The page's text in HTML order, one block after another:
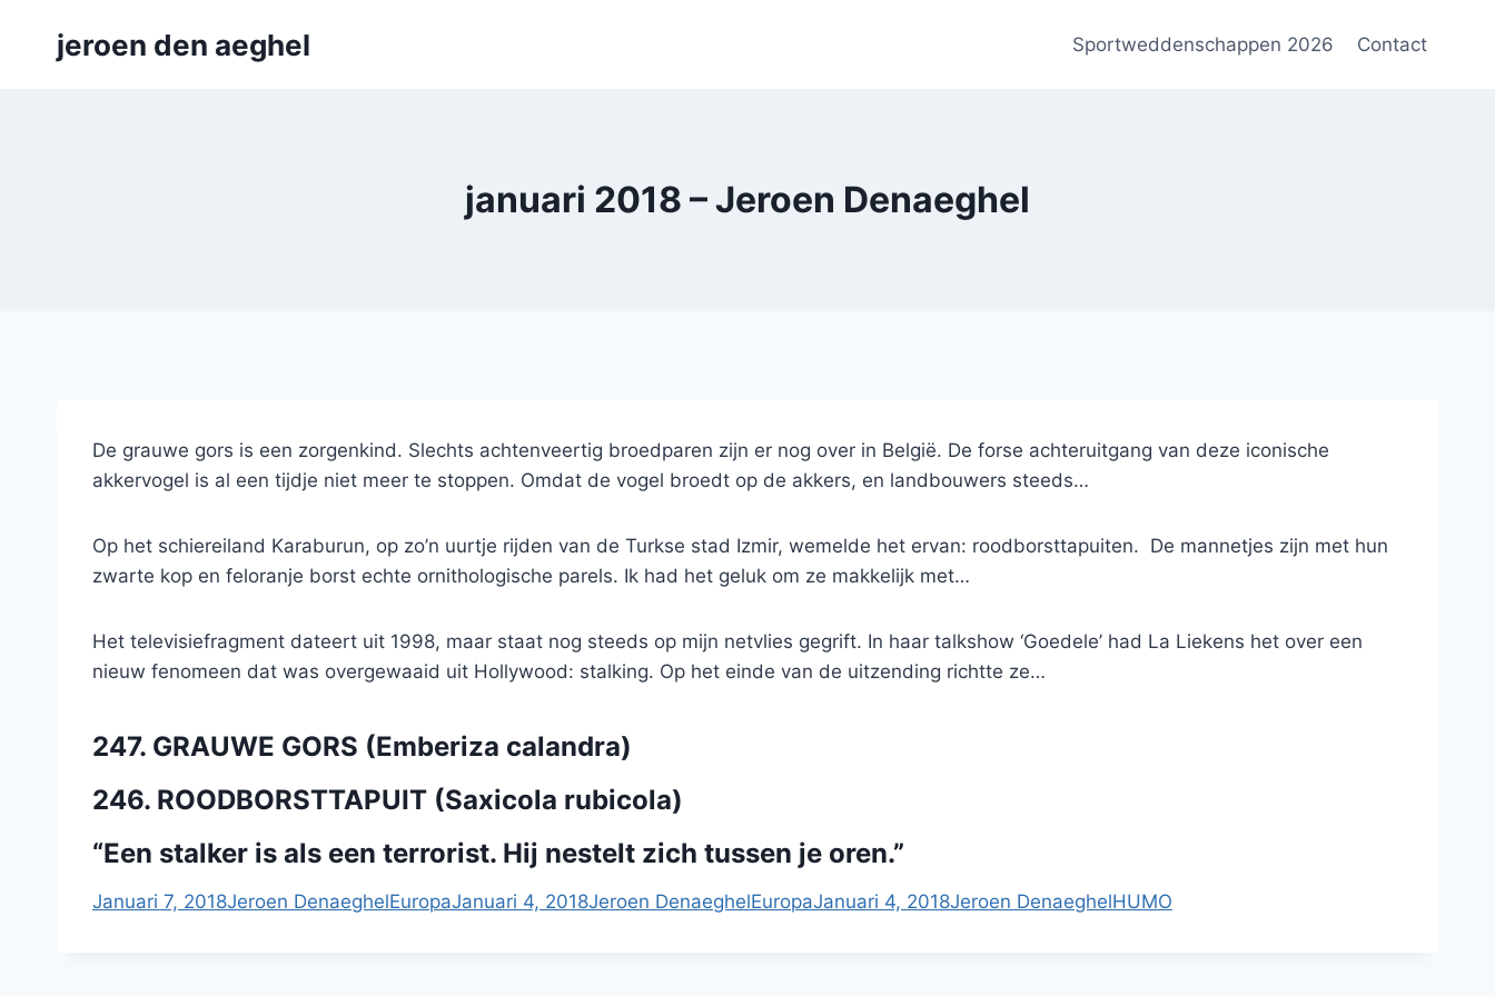
jeroen den aeghel Sportweddenschappen 2026 Contact
januari 2018 – Jeroen Denaeghel
De grauwe gors is een zorgenkind. Slechts achtenveertig broedparen zijn er nog over in België. De forse achteruitgang van deze iconische
akkervogel is al een tijdje niet meer te stoppen. Omdat de vogel broedt op de akkers, en landbouwers steeds…
Op het schiereiland Karaburun, op zo’n uurtje rijden van de Turkse stad Izmir, wemelde het ervan: roodborsttapuiten. De mannetjes zijn met hun
zwarte kop en feloranje borst echte ornithologische parels. Ik had het geluk om ze makkelijk met…
Het televisiefragment dateert uit 1998, maar staat nog steeds op mijn netvlies gegrift. In haar talkshow ‘Goedele’ had La Liekens het over een
nieuw fenomeen dat was overgewaaid uit Hollywood: stalking. Op het einde van de uitzending richtte ze…
247. GRAUWE GORS (Emberiza calandra)
246. ROODBORSTTAPUIT (Saxicola rubicola)
“Een stalker is als een terrorist. Hij nestelt zich tussen je oren.”
Januari 7, 2018Jeroen DenaeghelEuropaJanuari 4, 2018Jeroen DenaeghelEuropaJanuari 4, 2018Jeroen DenaeghelHUMO